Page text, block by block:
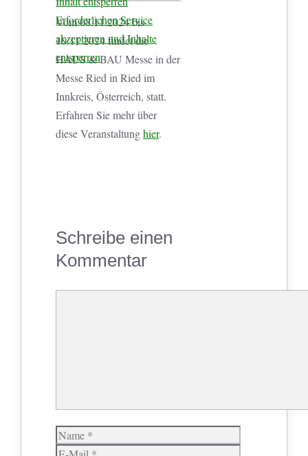
Erforderlichen Service
akzeptieren und Inhalte
entsperren
Vom 08.11.2024 bis
10.11.2024 findet die
HAUS & BAU Messe in der
Messe Ried in Ried im
Innkreis, Österreich, statt.
Erfahren Sie mehr über
diese Veranstaltunghier.
Schreibe einen
Kommentar
Name
E-